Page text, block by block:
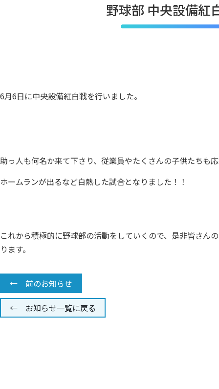
野球部 中央設備紅
6月6日に中央設備紅白戦を行いました。
助っ人も何名か来て下さり、従業員やたくさんの子供たちも
ホームランが出るなど白熱した試合となりました！！
これから積極的に野球部の活動をしていくので、是非皆さん
ります。
← 前のお知らせ
← お知らせ一覧に戻る